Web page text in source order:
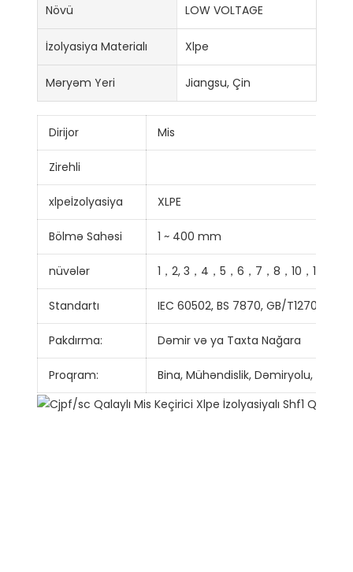
Növü LOW VOLTAGE
İzolyasiya Materialı Xlpe
Məryəm Yeri Jiangsu, Çin
Dirijor Mis
Zirehli
xlpeİzolyasiya XLPE
Bölmə Sahəsi 1 ~ 400 mm
nüvələr 1，2, 3，4，5，6，7，8，10，12，
Standartı IEC 60502, BS 7870, GB/T12706 və
Pakdırma: Dəmir və ya Taxta Nağara
Proqram: Bina, Mühəndislik, Dəmiryolu,